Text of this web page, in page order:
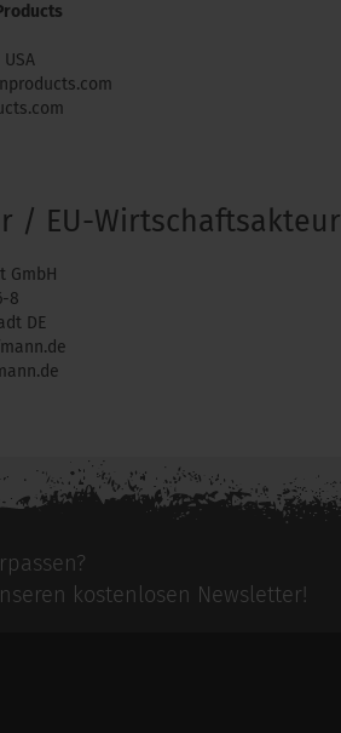
/ EU-Wirtschaftsakteur
GmbH
8
DE
kostenlosen Newsletter!